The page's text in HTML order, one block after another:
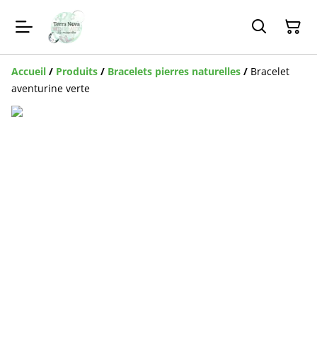
Accueil / Produits / Bracelets pierres naturelles / Bracelet
aventurine verte